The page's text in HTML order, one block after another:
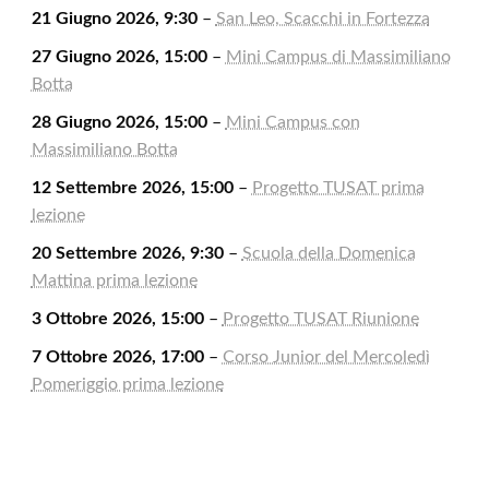
21 Giugno 2026, 9:30– San Leo, Scacchi in Fortezza
27 Giugno 2026, 15:00– Mini Campus di Massimiliano
Botta
28 Giugno 2026, 15:00– Mini Campus con
Massimiliano Botta
12 Settembre 2026, 15:00– Progetto TUSAT prima
lezione
20 Settembre 2026, 9:30– Scuola della Domenica
Mattina prima lezione
3 Ottobre 2026, 15:00– Progetto TUSAT Riunione
7 Ottobre 2026, 17:00– Corso Junior del Mercoledì
Pomeriggio prima lezione